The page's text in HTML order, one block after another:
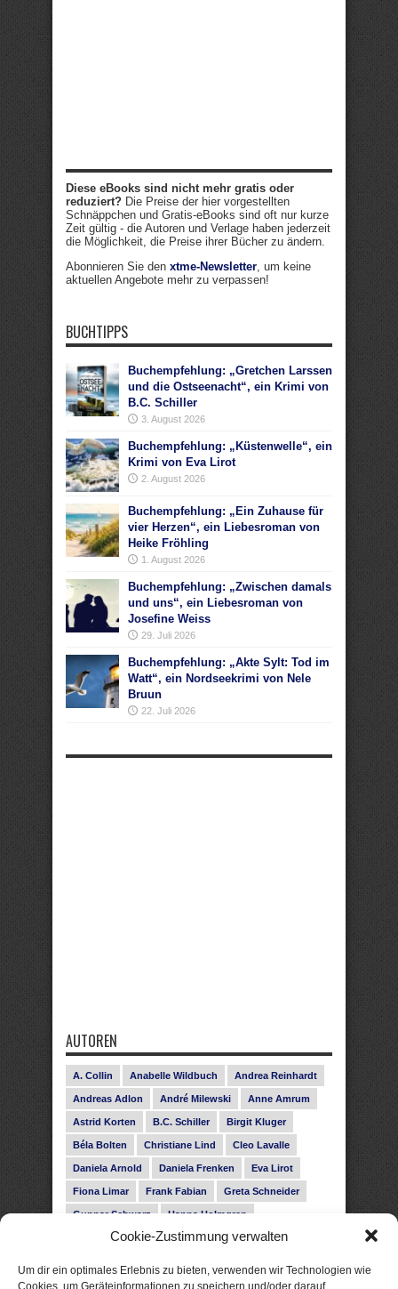
Cookie-Zustimmung verwalten
Um dir ein optimales Erlebnis zu bieten, verwenden wir Technologien wie
Cookies, um Geräteinformationen zu speichern und/oder darauf
Diese eBooks sind nicht mehr gratis oder
reduziert? Die Preise der hier vorgestellten
Schnäppchen und Gratis-eBooks sind oft nur kurze
Zeit gültig - die Autoren und Verlage haben jederzeit
die Möglichkeit, die Preise ihrer Bücher zu ändern.
Abonnieren Sie den xtme-Newsletter, um keine
aktuellen Angebote mehr zu verpassen!
BUCHTIPPS
Buchempfehlung: „Gretchen Larssen
und die Ostseenacht“, ein Krimi von
B.C. Schiller
3. August 2026
Buchempfehlung: „Küstenwelle“, ein
Krimi von Eva Lirot
2. August 2026
Buchempfehlung: „Ein Zuhause für
vier Herzen“, ein Liebesroman von
Heike Fröhling
1. August 2026
Buchempfehlung: „Zwischen damals
und uns“, ein Liebesroman von
Josefine Weiss
29. Juli 2026
Buchempfehlung: „Akte Sylt: Tod im
Watt“, ein Nordseekrimi von Nele
Bruun
22. Juli 2026
AUTOREN
A. Collin Anabelle Wildbuch Andrea Reinhardt
Andreas Adlon André Milewski Anne Amrum
Astrid Korten B.C. Schiller Birgit Kluger
Béla Bolten Christiane Lind Cleo Lavalle
Daniela Arnold Daniela Frenken Eva Lirot
Fiona Limar Frank Fabian Greta Schneider
Gunnar Schwarz Hanna Holmgren
Heike Fröhling Ina Glahe Ivo Pala J. Vellguth
Leonie Haubrich Lilly Labord Livia Pipes